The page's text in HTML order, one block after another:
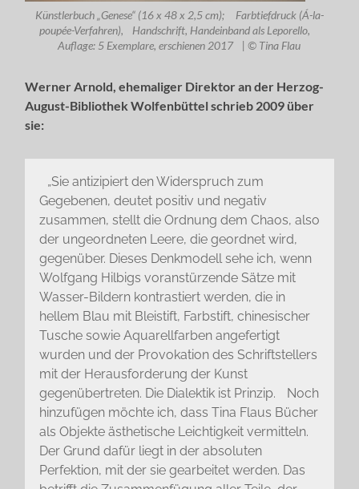
Künstlerbuch „Genese“ (16 x 48 x 2,5 cm); Farbtiefdruck (Á-la-
poupée-Verfahren), Handschrift, Handeinband als Leporello,
Auflage: 5 Exemplare, erschienen 2017 | © Tina Flau
Werner Arnold, ehemaliger Direktor an der Herzog-
August-Bibliothek Wolfenbüttel schrieb 2009 über
sie:
„Sie antizipiert den Widerspruch zum
Gegebenen, deutet positiv und negativ
zusammen, stellt die Ordnung dem Chaos, also
der ungeordneten Leere, die geordnet wird,
gegenüber. Dieses Denkmodell sehe ich, wenn
Wolfgang Hilbigs voranstürzende Sätze mit
Wasser-Bildern kontrastiert werden, die in
hellem Blau mit Bleistift, Farbstift, chinesischer
Tusche sowie Aquarellfarben angefertigt
wurden und der Provokation des Schriftstellers
mit der Herausforderung der Kunst
gegenübertreten. Die Dialektik ist Prinzip. Noch
hinzufügen möchte ich, dass Tina Flaus Bücher
als Objekte ästhetische Leichtigkeit vermitteln.
Der Grund dafür liegt in der absoluten
Perfektion, mit der sie gearbeitet werden. Das